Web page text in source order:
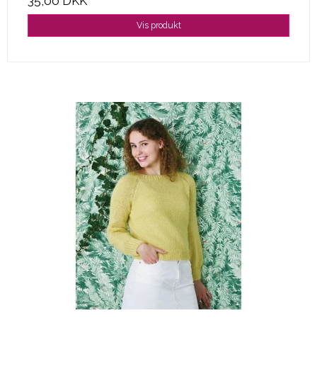
Vis produkt